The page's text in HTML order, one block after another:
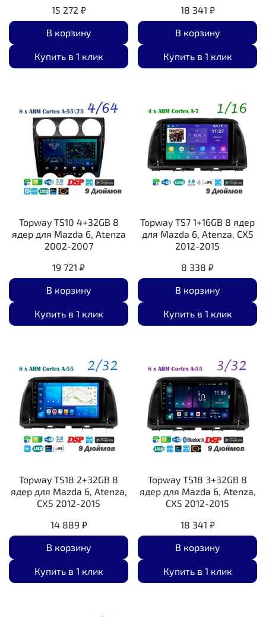
15 272 ₽
В корзину
Купить в 1 клик
18 341 ₽
В корзину
Купить в 1 клик
Topway TS10 4+32GB 8
ядер для Mazda 6, Atenza
2002-2007
19 721 ₽
В корзину
Купить в 1 клик
Topway TS7 1+16GB 8 ядер
для Mazda 6, Atenza, CX5
2012-2015
8 338 ₽
В корзину
Купить в 1 клик
Topway TS18 2+32GB 8
ядер для Mazda 6, Atenza,
CX5 2012-2015
14 889 ₽
В корзину
Купить в 1 клик
Topway TS18 3+32GB 8
ядер для Mazda 6, Atenza,
CX5 2012-2015
18 341 ₽
В корзину
Купить в 1 клик